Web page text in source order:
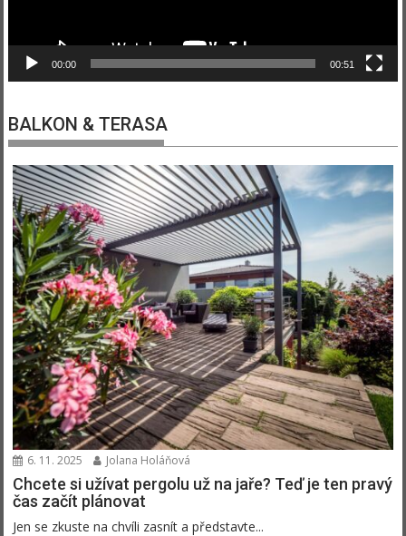
00:00 00:51
BALKON & TERASA
6. 11. 2025 Jolana Holáňová
Chcete si užívat pergolu už na jaře? Teď je ten pravý
čas začít plánovat
Jen se zkuste na chvíli zasnít a představte...